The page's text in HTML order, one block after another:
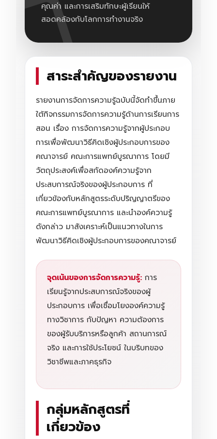
คุณค่า และการเสริมทักษะผู้เรียนให้
สอดคล้องกับโลกการทำงานจริง
สาระสำคัญของรายงาน
รายงานการจัดการความรู้ฉบับนี้จัดทำขึ้นภาย
ใต้กิจกรรมการจัดการความรู้ด้านการเรียนการ
สอน เรื่อง การจัดการความรู้จากผู้ประกอบ
การเพื่อพัฒนาวิธีคิดเชิงผู้ประกอบการของ
คณาจารย์ คณะการแพทย์บูรณาการ โดยมี
วัตถุประสงค์เพื่อสกัดองค์ความรู้จาก
ประสบการณ์จริงของผู้ประกอบการ ที่
เกี่ยวข้องกับหลักสูตรระดับปริญญาตรีของ
คณะการแพทย์บูรณาการ และนำองค์ความรู้
ดังกล่าว มาสังเคราะห์เป็นแนวทางในการ
พัฒนาวิธีคิดเชิงผู้ประกอบการของคณาจารย์
จุดเน้นของการจัดการความรู้: การ
เรียนรู้จากประสบการณ์จริงของผู้
ประกอบการ เพื่อเชื่อมโยงองค์ความรู้
ทางวิชาการ กับปัญหา ความต้องการ
ของผู้รับบริการหรือลูกค้า สถานการณ์
จริง และการใช้ประโยชน์ ในบริบทของ
วิชาชีพและภาคธุรกิจ
กลุ่มหลักสูตรที่
เกี่ยวข้อง